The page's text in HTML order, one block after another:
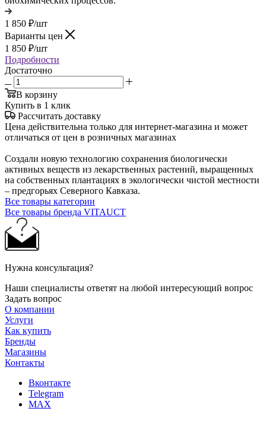
1 850 ₽/шт
Варианты цен
1 850 ₽/шт
Подробности
Достаточно
В корзину
Купить в 1 клик
Рассчитать доставку
Цена действительна только для интернет-магазина и может
отличаться от цен в розничных магазинах
Создали новую технологию сохранения биологически
активных веществ из лекарственных растений, выращенных
на собственных плантациях в экологически чистой местности
– предгорьях Северного Кавказа.
Все товары категории
Все товары бренда VITAUCT
Нужна консультация?
Наши специалисты ответят на любой интересующий вопрос
Задать вопрос
О компании
Услуги
Как купить
Бренды
Магазины
Контакты
Вконтакте
Telegram
MAX